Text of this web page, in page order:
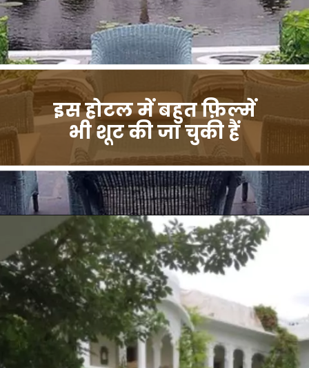
इस होटल में बहुत फ़िल्में
भी शूट की जा चुकी हैं